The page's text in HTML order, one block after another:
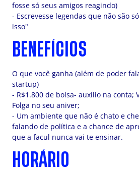
fosse só seus amigos reagindo)
- Escrevesse legendas que não são
isso"
BENEFÍCIOS
O que você ganha (além de poder
startup)
- R$1.800 de bolsa- auxílio na conta;
Folga no seu aniver;
- Um ambiente que não é chato e
falando de política e a chance de
que a facul nunca vai te ensinar.
HORÁRIO